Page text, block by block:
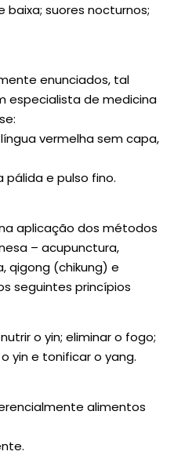
suores nocturnos;
enunciados, tal
especialista de medicina
vermelha sem capa,
pálida e pulso fino.
aplicação dos métodos
– acupunctura,
qigong (chikung) e
seguintes princípios
o yin; eliminar o fogo;
yin e tonificar o yang.
alimentos